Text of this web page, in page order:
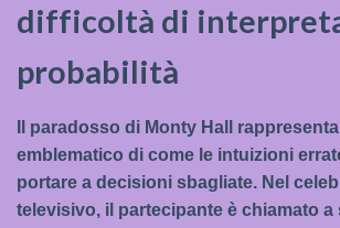
difficoltà di
probabilità
Il paradosso di Monty Hall
emblematico di come le intuizioni
portare a decisioni sbagliate. Nel
televisivo, il partecipante è chiamato a